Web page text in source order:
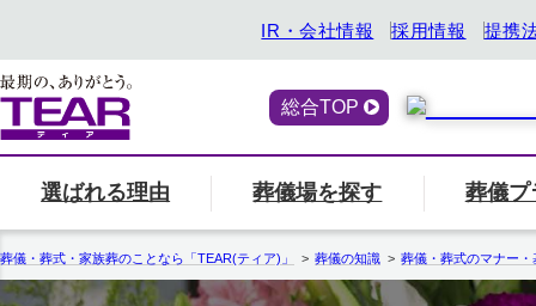
IR・会社情報 採用情報 提携
総合TOP
選ばれる理由
選ばれる理由一覧へ
葬儀場を探す
エリア別の葬儀場
葬儀プ
「ティアの会」のご案内 「ティアの
喪主・ご遺族の方
終活サービス『トー
葬儀・葬式・家族葬のことなら「TEAR(ティア)」 葬儀の知識 葬儀・葬式のマナー・